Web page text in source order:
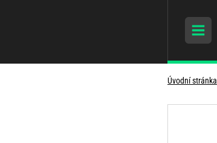
Úvodní stránka